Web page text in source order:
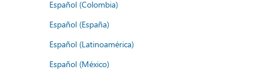
Español (Colombia)
Español (España)
Español (Latinoamérica)
Español (México)